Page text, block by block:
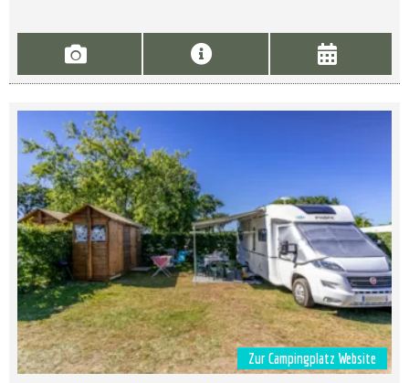
Zur Campingplatz Website